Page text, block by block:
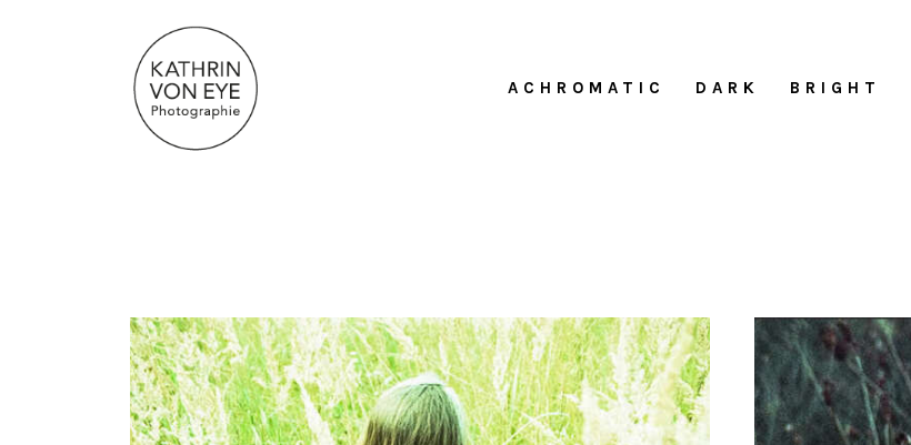
ACHROMATIC DARK BRIGHT